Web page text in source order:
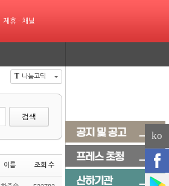
제휴 · 채널
T 나눔고딕
검색
이름 조회 수
ko